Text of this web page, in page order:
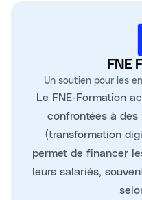
FNE
Un soutien pour les
Le FNE-Formation
confrontées à des
(transformation
permet de financer
leurs salariés,